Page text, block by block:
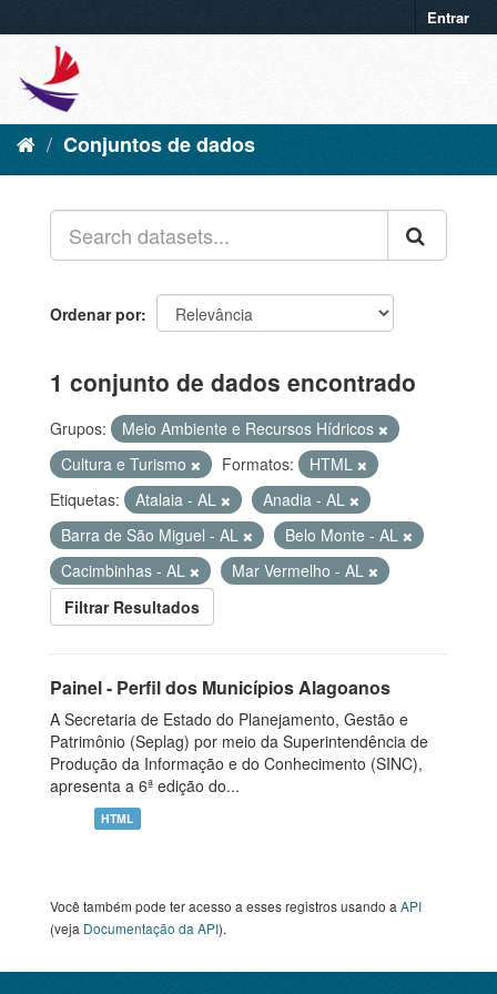
Entrar
Conjuntos de dados
Ordenar por
1 conjunto de dados encontrado
Grupos:
Meio Ambiente e Recursos Hídricos
Cultura e Turismo
Formatos:
HTML
Etiquetas:
Atalaia - AL
Anadia - AL
Barra de São Miguel - AL
Belo Monte - AL
Cacimbinhas - AL
Mar Vermelho - AL
Filtrar Resultados
Painel - Perfil dos Municípios Alagoanos
A Secretaria de Estado do Planejamento, Gestão e
Patrimônio (Seplag) por meio da Superintendência de
Produção da Informação e do Conhecimento (SINC),
apresenta a 6ª edição do...
HTML
Você também pode ter acesso a esses registros usando a API
(veja Documentação da API).